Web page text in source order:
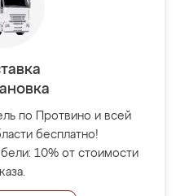
по Протвино и всей
бесплатно!
10% от стоимости